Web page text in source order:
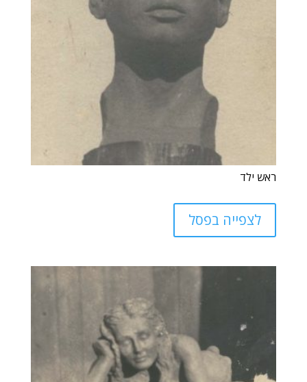
ראש ילד
לצפייה בפסל